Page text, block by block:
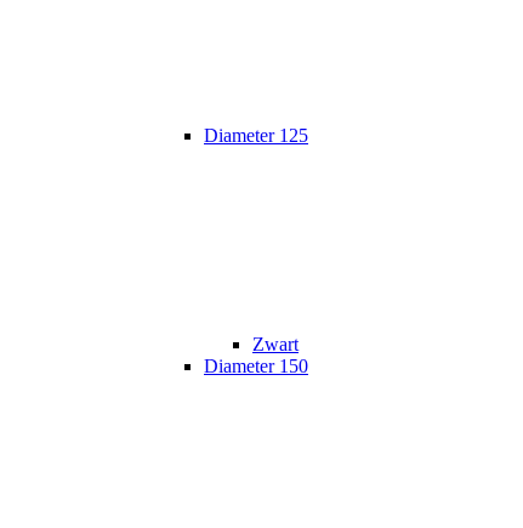
Diameter 125
Zwart
Diameter 150